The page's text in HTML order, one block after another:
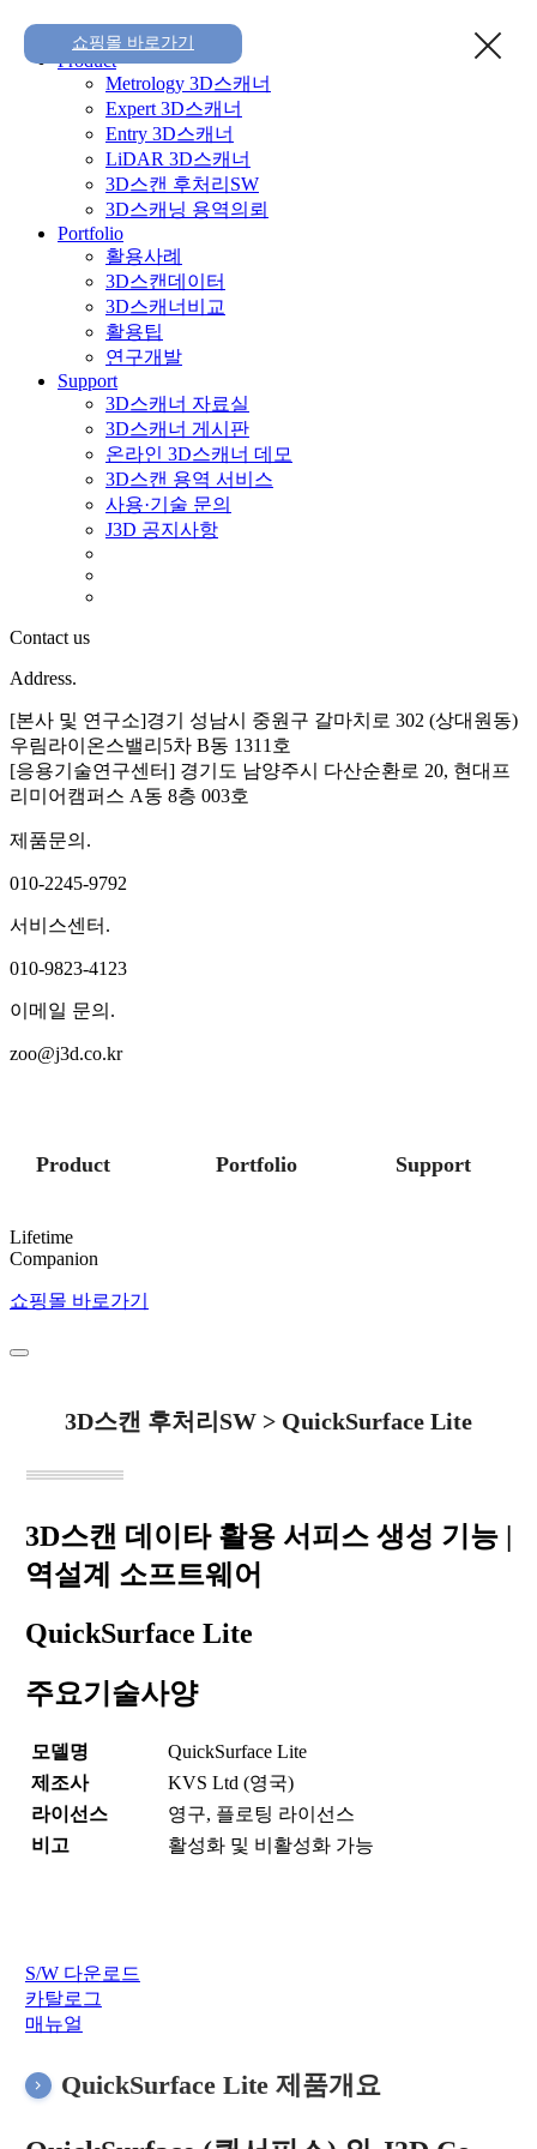
쇼핑몰 바로가기
Home
Product
Metrology 3D스캐너
Expert 3D스캐너
Entry 3D스캐너
LiDAR 3D스캐너
3D스캔 후처리SW
3D스캐닝 용역의뢰
Portfolio
활용사례
3D스캔데이터
3D스캐너비교
활용팁
연구개발
Support
3D스캐너 자료실
3D스캐너 게시판
온라인 3D스캐너 데모
3D스캔 용역 서비스
사용·기술 문의
J3D 공지사항
Contact us
Address.
[본사 및 연구소]경기 성남시 중원구 갈마치로 302 (상대원동)
우림라이온스밸리5차 B동 1311호
[응용기술연구센터] 경기도 남양주시 다산순환로 20, 현대프
리미어캠퍼스 A동 8층 003호
제품문의.
010-2245-9792
서비스센터.
010-9823-4123
이메일 문의.
zoo@j3d.co.kr
Product Portfolio Support
Lifetime
Companion
쇼핑몰 바로가기
3D스캔 후처리SW > QuickSurface Lite
3D스캔 데이타 활용 서피스 생성 기능 |
역설계 소프트웨어
QuickSurface Lite
주요기술사양
모델명
QuickSurface Lite
제조사
KVS Ltd (영국)
라이선스
영구, 플로팅 라이선스
비고
활성화 및 비활성화 가능
S/W 다운로드
카탈로그
매뉴얼
QuickSurface Lite 제품개요